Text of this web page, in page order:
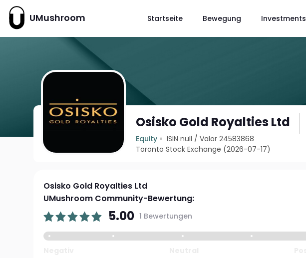
UMushroom Startseite Bewegung Investments
Osisko Gold Royalties Ltd
Equity ISIN null /Valor 24583868
Toronto Stock Exchange (2026-07-17)
Osisko Gold Royalties Ltd
UMushroom Community-Bewertung:
5.00 1 Bewertungen